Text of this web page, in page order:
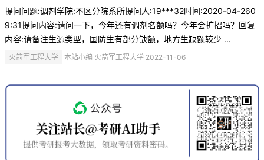
提问问题:调剂学院:不区分院系所提问人:19***32时间:2020-04-260
9:31提问内容:请问一下，今年还有调剂名额吗？今年会扩招吗？回复
内容:请备注生源类型，国防生有部分缺额，地方生缺额较少 ...
火箭军工程大学 本站小编 火箭军工程大学 2022-11-06